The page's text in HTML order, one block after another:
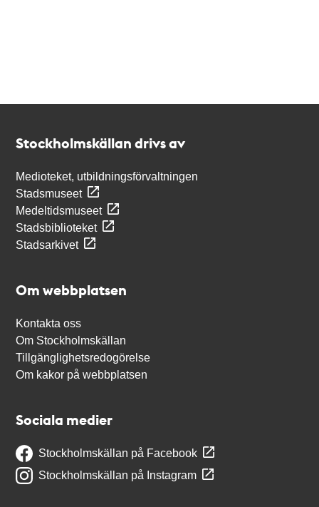
Stockholmskällan drivs av
Medioteket, utbildningsförvaltningen
Stadsmuseet
Medeltidsmuseet
Stadsbiblioteket
Stadsarkivet
Om webbplatsen
Kontakta oss
Om Stockholmskällan
Tillgänglighetsredogörelse
Om kakor på webbplatsen
Sociala medier
Stockholmskällan på Facebook
Stockholmskällan på Instagram